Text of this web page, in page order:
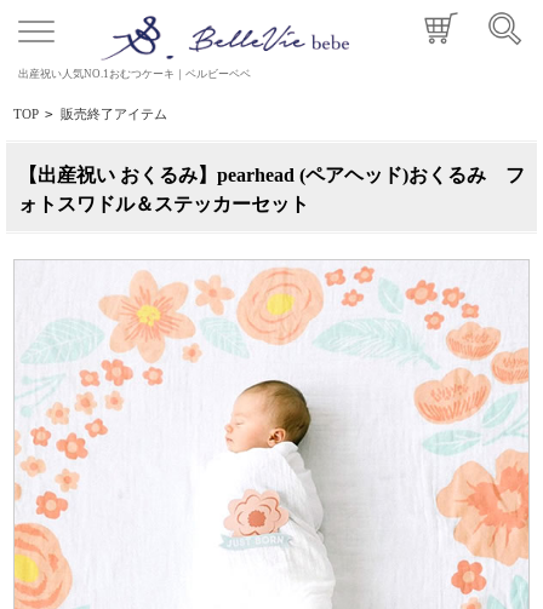
出産祝い人気NO.1おむつケーキ｜ベルビーベベ
TOP > 販売終了アイテム
【出産祝い おくるみ】pearhead (ペアヘッド)おくるみ フ
ォトスワドル＆ステッカーセット